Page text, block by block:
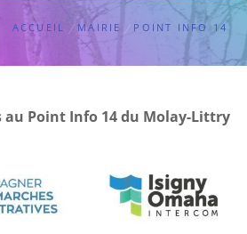
ACCUEIL MAIRIE POINT INFO 14
au Point Info 14 du Molay-Littry